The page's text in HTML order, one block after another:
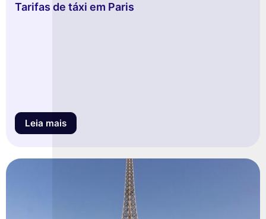
Tarifas de táxi em Paris
Leia mais